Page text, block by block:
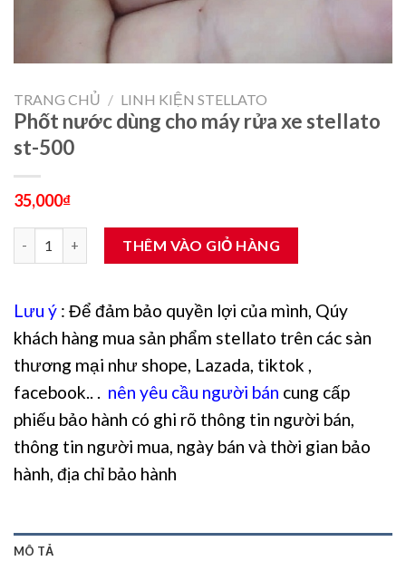
TRANG CHỦ / LINH KIỆN STELLATO
Phốt nước dùng cho máy rửa xe stellato
st-500
35,000₫
Phốt nước dùng cho máy rửa xe stellato st-500 số lượng
THÊM VÀO GIỎ HÀNG
Lưu ý : Để đảm bảo quyền lợi của mình, Qúy
khách hàng mua sản phẩm stellato trên các sàn
thương mại như shope, Lazada, tiktok ,
facebook.. .
nên yêu cầu người bán cung cấp
phiếu bảo hành có ghi rõ thông tin người bán,
thông tin người mua, ngày bán và thời gian bảo
hành, địa chỉ bảo hành
MÔ TẢ